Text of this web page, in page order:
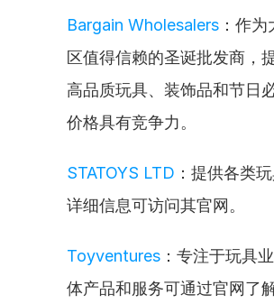
Bargain Wholesalers ：作
区值得信赖的圣诞批发商，
高品质玩具、装饰品和节日
价格具有竞争力。
STATOYS LTD ：提供各类
详细信息可访问其官网。
Toyventures ：专注于玩具
体产品和服务可通过官网了解